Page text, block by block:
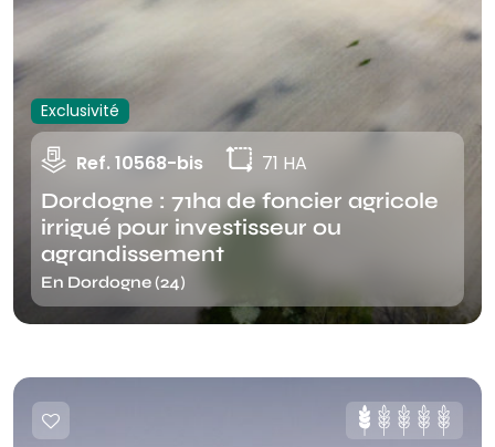
Exclusivité
Ref. 10568-bis 71 HA
Dordogne : 71ha de foncier agricole
irrigué pour investisseur ou
agrandissement
En Dordogne (24)